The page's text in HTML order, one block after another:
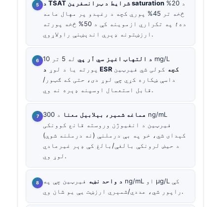
د TSAT شرایطد ټرانسفرین saturation
څخه تر 45% پورې کچه د رغېدو پر مهال عامه
ده؛ په تکراري ازموینه کې د 50% څخه پورته
ارزښتونه ډېرې اندېښنې راولاړوي.
د التهاب اغېز سي آر پي
له 5 تر 10 mg/L
پورته یا د لوړ
د ESR کچه کولی شي فیرټین
داسې ښکاره کړي چې لوړ دی، حتی که ګټور/
قابل استعمال اوسپنه ډېره نه وي.
هماغه شمېر، بېلابېل معنا
د 300 ng/mL
فیرټین د انفیوژن وروسته قانع کوونکی
کېدای شي، خو په بې درملنې (نه درملنه شوې)
د حیض لرونکې بالغې/بالغ کې ډېر غیرعادي
لوړ وي.
د واحد نښه فیرټین چې په ng/mL او µg/L کې
راپور شي، عددي/شمېري ارزښت یې یو شان وي.